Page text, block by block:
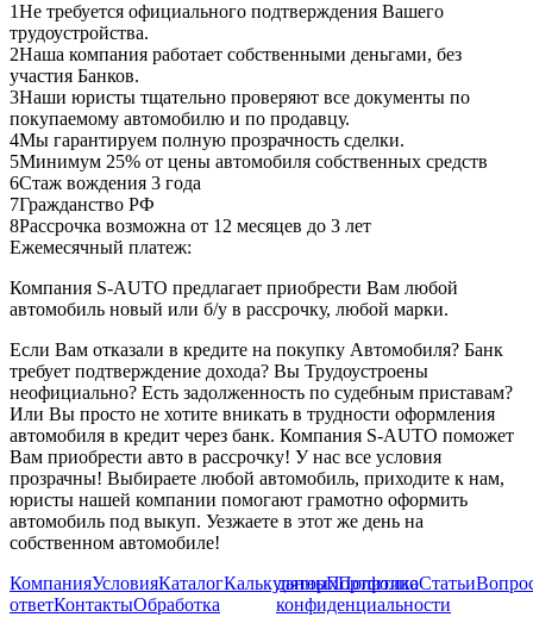
1Не требуется официального подтверждения Вашего
трудоустройства.
2Наша компания работает собственными деньгами, без
участия Банков.
3Наши юристы тщательно проверяют все документы по
покупаемому автомобилю и по продавцу.
4Мы гарантируем полную прозрачность сделки.
5Минимум 25% от цены автомобиля собственных средств
6Стаж вождения 3 года
7Гражданство РФ
8Рассрочка возможна от 12 месяцев до 3 лет
Ежемесячный платеж:
Компания S-AUTO предлагает приобрести Вам любой
автомобиль новый или б/у в рассрочку, любой марки.
Если Вам отказали в кредите на покупку Автомобиля? Банк
требует подтверждение дохода? Вы Трудоустроены
неофициально? Есть задолженность по судебным приставам?
Или Вы просто не хотите вникать в трудности оформления
автомобиля в кредит через банк. Компания S-AUTO поможет
Вам приобрести авто в рассрочку! У нас все условия
прозрачны! Выбираете любой автомобиль, приходите к нам,
юристы нашей компании помогают грамотно оформить
автомобиль под выкуп. Уезжаете в этот же день на
собственном автомобиле!
КомпанияУсловияКаталогКалькуляторПортфолиоСтатьи
ответКонтактыОбработка
данныхПолитика
конфиденциальности